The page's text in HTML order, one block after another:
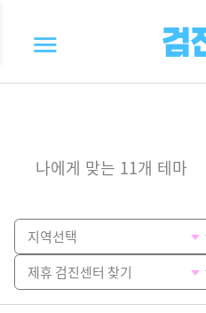
나에게 맞는 11개 테마